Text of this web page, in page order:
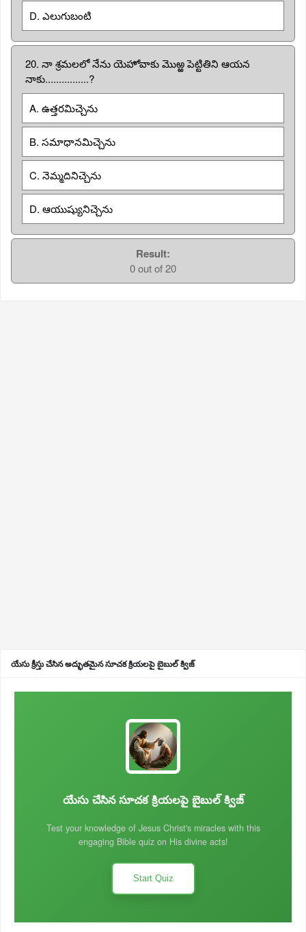
D. ఎలుగుబంటి
20. నా శ్రమలలో నేను యెహోవాకు మొఱ్ఱ పెట్టితిని ఆయన
నాకు................?
A. ఉత్తరమిచ్చెను
B. సమాధానమిచ్చెను
C. నెమ్మదినిచ్చెను
D. ఆయుష్యునిచ్చెను
Result:
0 out of 20
యేసు క్రీస్తు చేసిన అద్భుతమైన సూచక క్రియలపై బైబుల్ క్విజ్
యేసు చేసిన సూచక క్రియలపై బైబుల్ క్విజ్
Test your knowledge of Jesus Christ's miracles with this
engaging Bible quiz on His divine acts!
Start Quiz